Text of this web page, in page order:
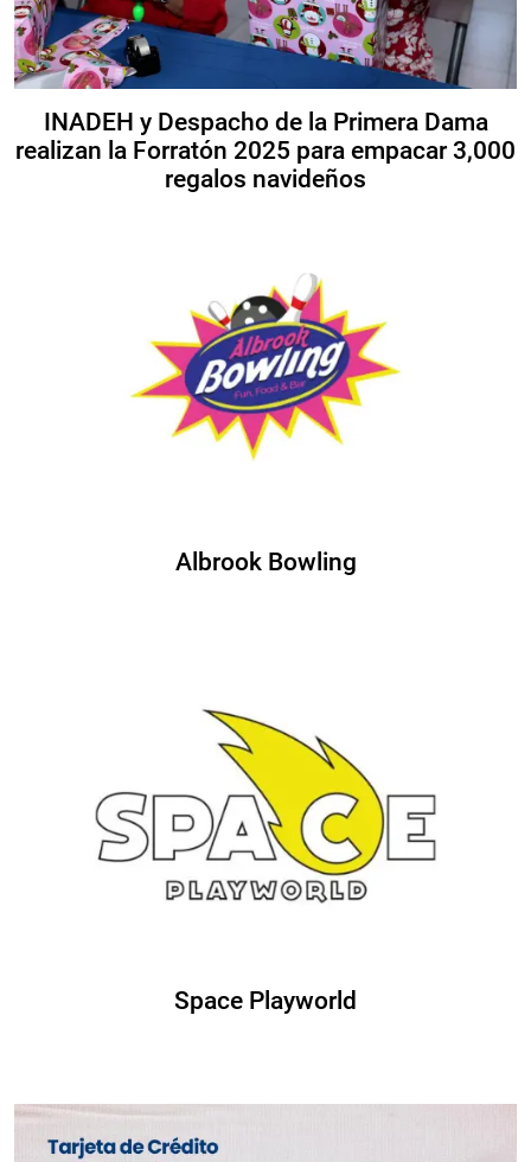
INADEH y Despacho de la Primera Dama
realizan la Forratón 2025 para empacar 3,000
regalos navideños
Albrook Bowling
Space Playworld